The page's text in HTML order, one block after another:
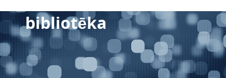
bibliotēka